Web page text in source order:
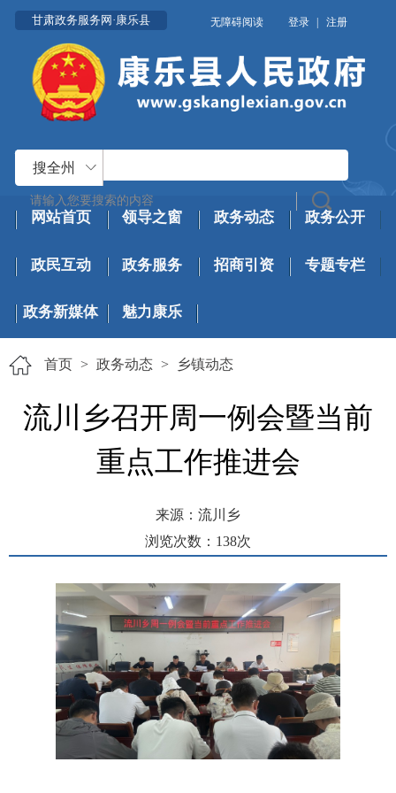
甘肃政务服务网·康乐县 无障碍阅读 登录 | 注册
搜全州
网站首页 领导之窗 政务动态 政务公开
政民互动 政务服务 招商引资 专题专栏
政务新媒体 魅力康乐
首页 > 政务动态 > 乡镇动态
流川乡召开周一例会暨当前
重点工作推进会
来源：流川乡
浏览次数： 138次